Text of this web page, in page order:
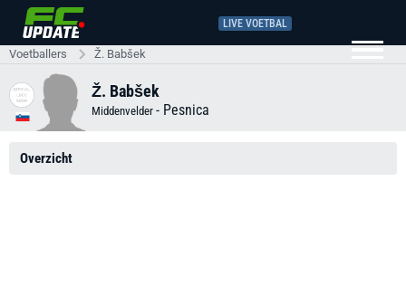
LIVE VOETBAL
Voetballers Ž. Babšek
Ž. Babšek
Middenvelder - Pesnica
Overzicht